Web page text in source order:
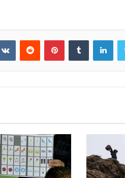
تويتر لينكدإن بينتيريست